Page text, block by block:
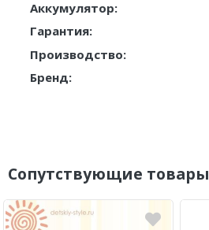
Аккумулятор:
Гарантия:
Производство:
Бренд:
Сопутствующие товары